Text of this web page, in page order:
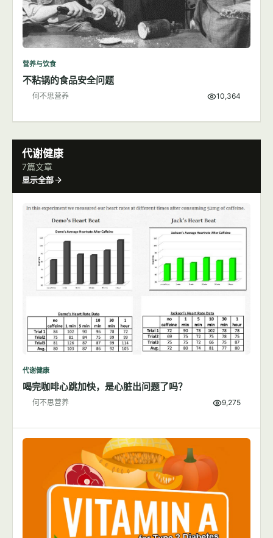
营养与饮食
不粘锅的食品安全问题
何不思营养 10,364
代谢健康
7篇文章
显示全部
代谢健康
喝完咖啡心跳加快，是心脏出问题了吗？
何不思营养 9,275